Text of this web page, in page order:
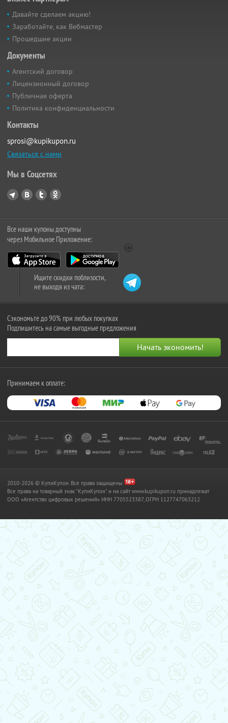
Давайте сделаем акцию!
Заработайте, как Вебмастер
Прошедшие акции
Документы
Агентский договор
Лицензионный договор
Публичная оферта
Политика конфиденциальности
Контакты
sprosi@kupikupon.ru
Связаться с нами
Мы в Соцсетях
Все наши купоны доступны
через Мобильное Приложение:
Ищите скидки поблизости,
не выходя из чата:
Сэкономьте до 90% при любых покупках
Подпишитесь на самые выгодные предложения
Принимаем к оплате:
2010-2026 © КупиКупон. Все права защищены.
Все права на товарный знак "КупиКупон" и на сайт www.kupikupon.ru принадлежат
OOO «Агентство цифровых решений» ИНН 7705523387, ОГРН 1127747063212